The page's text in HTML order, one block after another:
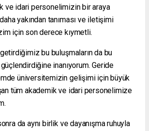
ve idari personelimizin bir araya
yakından tanıması ve iletişimi
için son derece kıymetli.
bu buluşmaların da bu
inanıyorum. Geride
üniversitemizin gelişimi için büyük
tüm akademik ve idari personelimize
da aynı birlik ve dayanışma ruhuyla